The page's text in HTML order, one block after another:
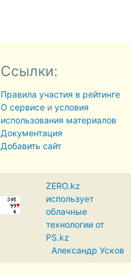
Ссылки:
Правила участия в рейтинге
О сервисеи условия
использования материалов
Документация
Добавить сайт
ZERO.kz
использует
облачные
технологии от
PS.kz
Александр Усков